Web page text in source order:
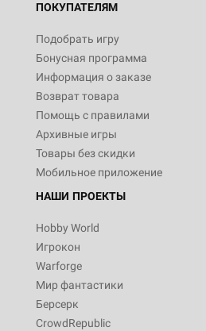
ПОКУПАТЕЛЯМ
Подобрать игру
Бонусная программа
Информация о заказе
Возврат товара
Помощь с правилами
Архивные игры
Товары без скидки
Мобильное приложение
НАШИ ПРОЕКТЫ
Hobby World
Игрокон
Warforge
Мир фантастики
Берсерк
CrowdRepublic